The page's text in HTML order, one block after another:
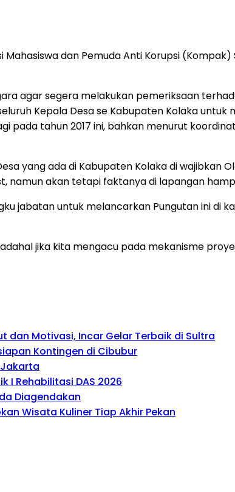
dan Pemuda Anti Korupsi
agar segera melakukan pemeriksaan
Kepala Desa se Kabupaten Kolaka untuk
pada tahun 2017 ini, bahkan menurut
yang ada di Kabupaten Kolaka di wajibkan
namun akan tetapi faktanya di lapangan
jabatan untuk melancarkan Pungutan ini di
jika kita mengacu pada mekanisme
dan Motivasi, Incar Gelar Terbaik di Sultra
Kontingen di Cibubur
Jakarta
I Rehabilitasi DAS 2026
Diagendakan
Wisata Kuliner Tiap Akhir Pekan